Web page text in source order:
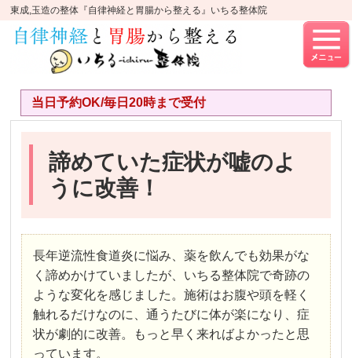
東成,玉造の整体『自律神経と胃腸から整える』いちる整体院
当日予約OK/毎日20時まで受付
諦めていた症状が嘘のよ
うに改善！
長年逆流性食道炎に悩み、薬を飲んでも効果がな
く諦めかけていましたが、いちる整体院で奇跡の
ような変化を感じました。施術はお腹や頭を軽く
触れるだけなのに、通うたびに体が楽になり、症
状が劇的に改善。もっと早く来ればよかったと思
っています。